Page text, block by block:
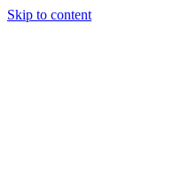
Skip to content